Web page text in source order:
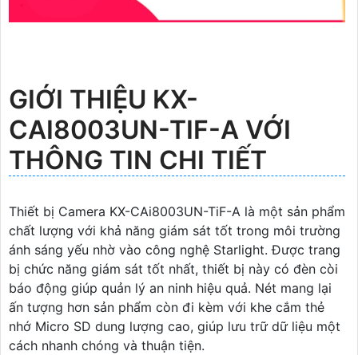
GIỚI THIỆU KX-
CAI8003UN-TIF-A VỚI
THÔNG TIN CHI TIẾT
Thiết bị Camera KX-CAi8003UN-TiF-A là một sản phẩm
chất lượng với khả năng giám sát tốt trong môi trường
ánh sáng yếu nhờ vào công nghệ Starlight. Được trang
bị chức năng giám sát tốt nhất, thiết bị này có đèn còi
báo động giúp quản lý an ninh hiệu quả. Nét mang lại
ấn tượng hơn sản phẩm còn đi kèm với khe cắm thẻ
nhớ Micro SD dung lượng cao, giúp lưu trữ dữ liệu một
cách nhanh chóng và thuận tiện.